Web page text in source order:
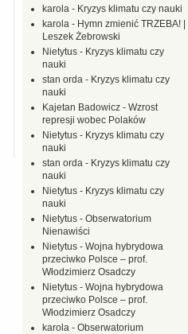
karola - Kryzys klimatu czy nauki
karola - Hymn zmienić TRZEBA! |
Leszek Żebrowski
Nietytus - Kryzys klimatu czy
nauki
stan orda - Kryzys klimatu czy
nauki
Kajetan Badowicz - Wzrost
represji wobec Polaków
Nietytus - Kryzys klimatu czy
nauki
stan orda - Kryzys klimatu czy
nauki
Nietytus - Kryzys klimatu czy
nauki
Nietytus - Obserwatorium
Nienawiści
Nietytus - Wojna hybrydowa
przeciwko Polsce – prof.
Włodzimierz Osadczy
Nietytus - Wojna hybrydowa
przeciwko Polsce – prof.
Włodzimierz Osadczy
karola - Obserwatorium